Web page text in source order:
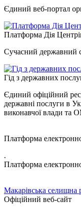
Єдиний веб-портал
Платформа Дія
Сучасний державний
Гід з державних
Єдиний офіційний
державні послуги в
виконавчої влади та
Платформа
.
Платформа
Макарівська селищна
Офіційний веб-сайт